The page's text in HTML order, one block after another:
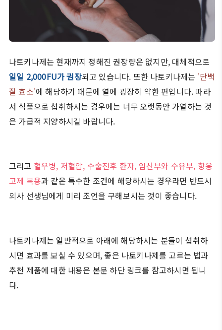
나토키나제는 현재까지 정해진 권장량은 없지만, 대체적으로
일일 2,000FU가 권장되고 있습니다. 또한 나토키나제는 '단백
질 효소'에 해당하기 때문에 열에 굉장히 약한 편입니다. 따라
서 식품으로 섭취하시는 경우에는 너무 오랫동안 가열하는 것
은 가급적 지양하시길 바랍니다.
그리고 혈우병, 저혈압, 수술전후 환자, 임산부와 수유부, 항응
고제 복용과 같은 특수한 조건에 해당하시는 경우라면 반드시
의사 선생님에게 미리 조언을 구해보시는 것이 좋습니다.
나토키나제는 일반적으로 아래에 해당하시는 분들이 섭취하
시면 효과를 보실 수 있으며, 좋은 나토키나제를 고르는 법과
추천 제품에 대한 내용은 본문 하단 링크를 참고하시면 됩니
다.